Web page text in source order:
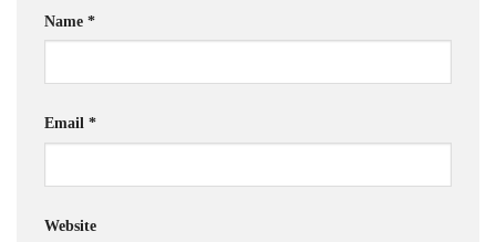
Name *
Email *
Website